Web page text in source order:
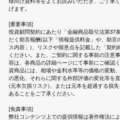
げます。
[重要事項]
投資顧問契約にあたり「金融商品取引法第37
だく助言報酬(以下「情報提供料金」や、助
ス内容」)、リスクや留意点を記載した「契
ください。また、ご契約に関する事前の注意
容は、各商品の詳細ページにて事前にご確認
資商品には、相場や金利水準等の価格の変動
の悪化、それらに関する外部評価の変化等を
(元本欠損リスク)、または元本を超過する損
あることをご了承ください。
[免責事項]
弊社コンテンツ上での提供情報は著作権法に